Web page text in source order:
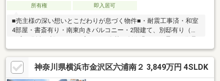
所有権
即入居可
■売主様の深い想いとこだわりが息づく物件■・耐震工事済・和室
4部屋・書斎有り・南東向きバルコニー・2階建て、別邸有り（ガ
づくりに没頭できる至福の空間が広がっています。■アクセス■・
京浜急行電鉄本線「追浜」駅 徒歩6分■周辺環境■・小学校 徒
歩約13分・スーパー 徒歩約10分・総合病院 徒歩約10分-お客様
満足度No.1のリユース会社（なんぼや）が不動産に参入-担当コン
神奈川県横浜市金沢区六浦南２ 3,849万円 4SLDK